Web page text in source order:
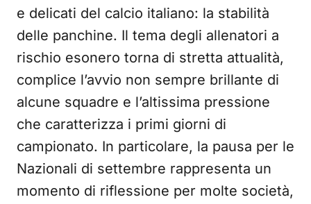
e delicati del calcio italiano: la stabilità
delle panchine. Il tema degli allenatori a
rischio esonero torna di stretta attualità,
complice l’avvio non sempre brillante di
alcune squadre e l’altissima pressione
che caratterizza i primi giorni di
campionato. In particolare, la pausa per le
Nazionali di settembre rappresenta un
momento di riflessione per molte società,